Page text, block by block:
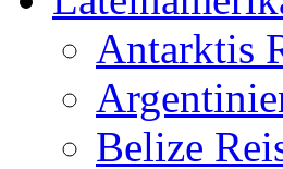
Antarktis
Belize